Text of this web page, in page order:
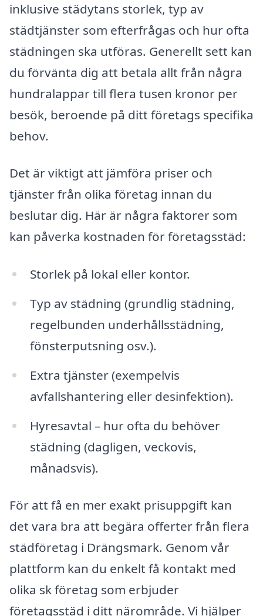
inklusive städytans storlek, typ av
städtjänster som efterfrågas och hur ofta
städningen ska utföras. Generellt sett kan
du förvänta dig att betala allt från några
hundralappar till flera tusen kronor per
besök, beroende på ditt företags specifika
behov.
Det är viktigt att jämföra priser och
tjänster från olika företag innan du
beslutar dig. Här är några faktorer som
kan påverka kostnaden för företagsstäd:
Storlek på lokal eller kontor.
Typ av städning (grundlig städning,
regelbunden underhållsstädning,
fönsterputsning osv.).
Extra tjänster (exempelvis
avfallshantering eller desinfektion).
Hyresavtal – hur ofta du behöver
städning (dagligen, veckovis,
månadsvis).
För att få en mer exakt prisuppgift kan
det vara bra att begära offerter från flera
städföretag i Drängsmark. Genom vår
plattform kan du enkelt få kontakt med
olika sk företag som erbjuder
företagsstäd i ditt närområde. Vi hjälper